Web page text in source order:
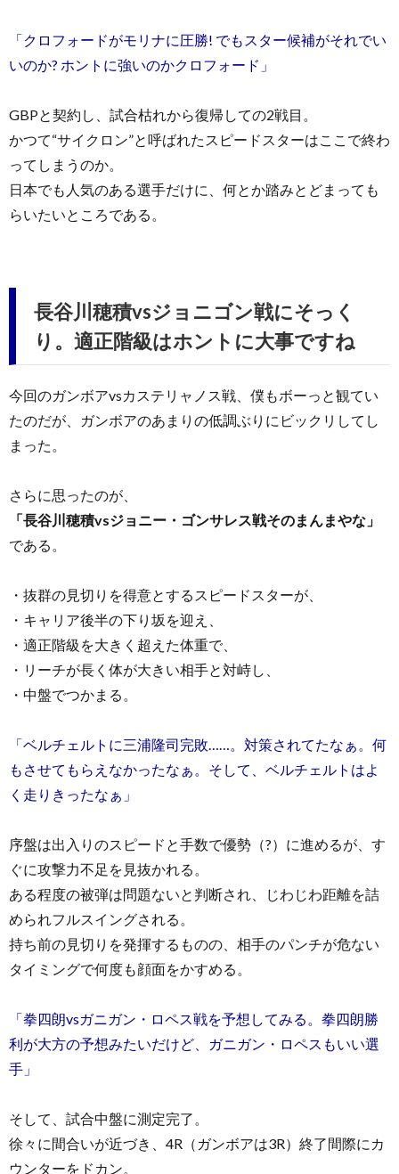
「クロフォードがモリナに圧勝! でもスター候補がそれでい
いのか? ホントに強いのかクロフォード」
GBPと契約し、試合枯れから復帰しての2戦目。
かつて“サイクロン”と呼ばれたスピードスターはここで終わ
ってしまうのか。
日本でも人気のある選手だけに、何とか踏みとどまっても
らいたいところである。
長谷川穂積vsジョニゴン戦にそっく
り。適正階級はホントに大事ですね
今回のガンボアvsカステリャノス戦、僕もボーっと観てい
たのだが、ガンボアのあまりの低調ぶりにビックリしてし
まった。
さらに思ったのが、
「長谷川穂積vsジョニー・ゴンサレス戦そのまんまやな」
である。
・抜群の見切りを得意とするスピードスターが、
・キャリア後半の下り坂を迎え、
・適正階級を大きく超えた体重で、
・リーチが長く体が大きい相手と対峙し、
・中盤でつかまる。
「ベルチェルトに三浦隆司完敗……。対策されてたなぁ。何
もさせてもらえなかったなぁ。そして、ベルチェルトはよ
く走りきったなぁ」
序盤は出入りのスピードと手数で優勢（?）に進めるが、す
ぐに攻撃力不足を見抜かれる。
ある程度の被弾は問題ないと判断され、じわじわ距離を詰
められフルスイングされる。
持ち前の見切りを発揮するものの、相手のパンチが危ない
タイミングで何度も顔面をかすめる。
「拳四朗vsガニガン・ロペス戦を予想してみる。拳四朗勝
利が大方の予想みたいだけど、ガニガン・ロペスもいい選
手」
そして、試合中盤に測定完了。
徐々に間合いが近づき、4R（ガンボアは3R）終了間際にカ
ウンターをドカン。